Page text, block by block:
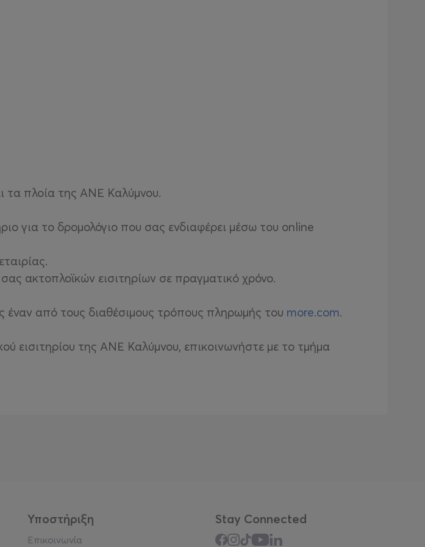
τα πλοία της ΑΝΕ Καλύμνου.
για το δρομολόγιο που σας ενδιαφέρει μέσω του online
ακτοπλοϊκών εισιτηρίων σε πραγματικό χρόνο.
έναν από τους διαθέσιμους τρόπους πληρωμής του more.com.
εισιτηρίου της ΑΝΕ Καλύμνου, επικοινωνήστε με το τμήμα
Υποστήριξη
Επικοινωνία
Stay Connected